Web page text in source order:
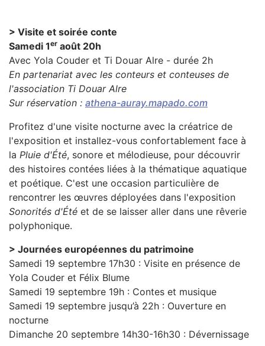
> Visite et soirée conte
Samedi 1er août 20h
Avec Yola Couder et Ti Douar Alre - durée 2h
En partenariat avec les conteurs et conteuses de
l'association Ti Douar Alre
Sur réservation : athena-auray.mapado.com
Profitez d'une visite nocturne avec la créatrice de
l'exposition et installez-vous confortablement face à
la Pluie d'Été, sonore et mélodieuse, pour découvrir
des histoires contées liées à la thématique aquatique
et poétique. C'est une occasion particulière de
rencontrer les œuvres déployées dans l'exposition
Sonorités d'Été et de se laisser aller dans une rêverie
polyphonique.
> Journées européennes du patrimoine
Samedi 19 septembre 17h30 : Visite en présence de
Yola Couder et Félix Blume
Samedi 19 septembre 19h : Contes et musique
Samedi 19 septembre jusqu’à 22h : Ouverture en
nocturne
Dimanche 20 septembre 14h30-16h30 : Dévernissage